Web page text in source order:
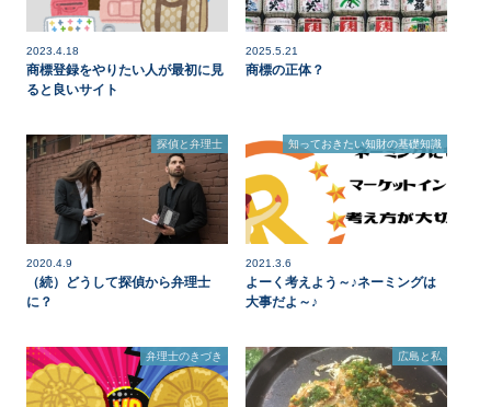
2023.4.18
商標登録をやりたい人が最初に見
ると良いサイト
2025.5.21
商標の正体？
探偵と弁理士
2020.4.9
（続）どうして探偵から弁理士
に？
知っておきたい知財の基礎知識
2021.3.6
よーく考えよう～♪ネーミングは
大事だよ～♪
弁理士のきづき 広島と私